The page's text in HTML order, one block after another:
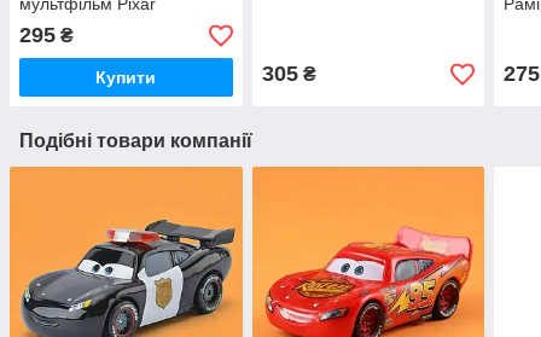
мультфільм Pixar
295 ₴
Купити 305₴ 275
Подібні товари компанії